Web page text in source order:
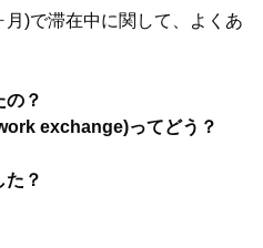
)で滞在中に関して、よくあ
の？
exchange)ってどう？
た？